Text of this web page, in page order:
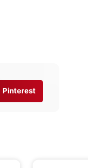
Pinterest